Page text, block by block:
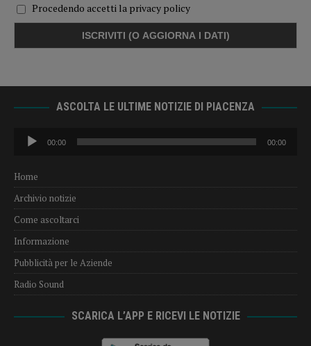
Procedendo accetti la privacy policy
ASCOLTA LE ULTIME NOTIZIE DI PIACENZA
Audio
Player
00:00 00:00
Home
Archivio notizie
Come ascoltarci
Informazione
Pubblicità per le Aziende
Radio Sound
SCARICA L’APP E RICEVI LE NOTIZIE